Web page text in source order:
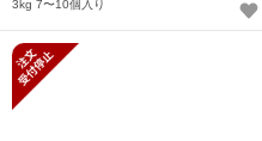
3kg 7〜10個入り